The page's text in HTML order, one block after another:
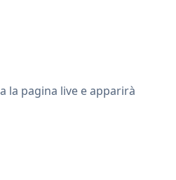
la pagina live e apparirà